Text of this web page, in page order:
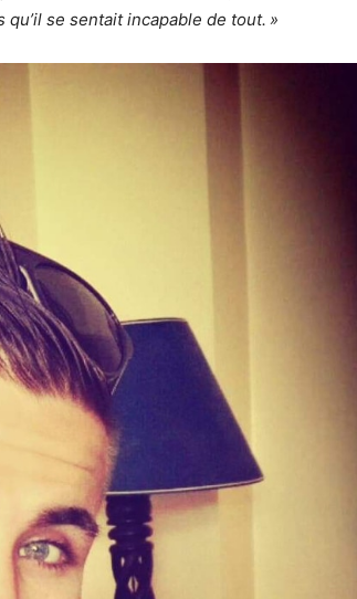
se sentait incapable de tout. »